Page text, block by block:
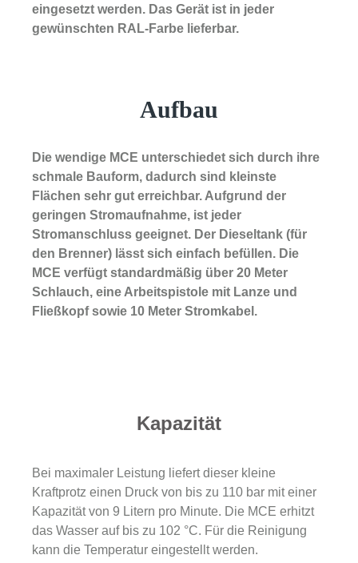
eingesetzt werden. Das Gerät ist in jeder
gewünschten RAL-Farbe lieferbar.
Aufbau
Die wendige MCE unterschiedet sich durch ihre
schmale Bauform, dadurch sind kleinste
Flächen sehr gut erreichbar. Aufgrund der
geringen Stromaufnahme, ist jeder
Stromanschluss geeignet. Der Dieseltank (für
den Brenner) lässt sich einfach befüllen. Die
MCE verfügt standardmäßig über 20 Meter
Schlauch, eine Arbeitspistole mit Lanze und
Fließkopf sowie 10 Meter Stromkabel.
Kapazität
Bei maximaler Leistung liefert dieser kleine
Kraftprotz einen Druck von bis zu 110 bar mit einer
Kapazität von 9 Litern pro Minute. Die MCE erhitzt
das Wasser auf bis zu 102 °C. Für die Reinigung
kann die Temperatur eingestellt werden.